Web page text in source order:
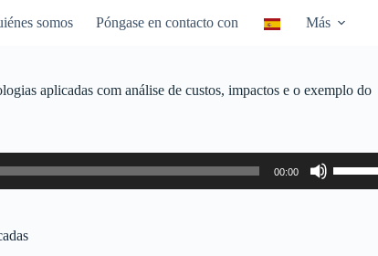
somos Póngase en contacto con Más
aplicadas com análise de custos, impactos e o exemplo do
00:00
las
teclas